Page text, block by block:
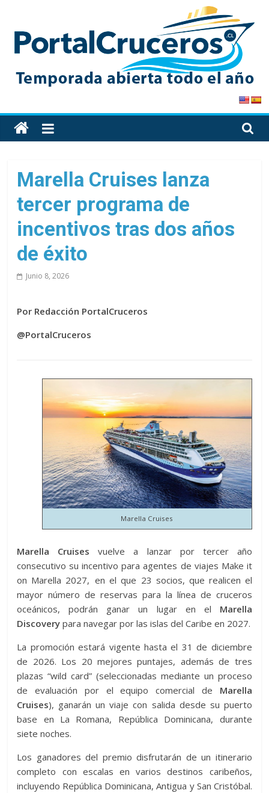
content
PortalCruceros
Toda
la
de
cruceros
en
solo
sitio
Marella Cruises lanza
tercer programa de
incentivos tras dos años
de éxito
Junio 8, 2026
Por Redacción PortalCruceros
@PortalCruceros
Marella Cruises
Marella Cruises vuelve a lanzar por tercer año
consecutivo su incentivo para agentes de viajes Make it
on Marella 2027, en el que 23 socios, que realicen el
mayor número de reservas para la línea de cruceros
oceánicos, podrán ganar un lugar en el Marella
Discovery para navegar por las islas del Caribe en 2027.
La promoción estará vigente hasta el 31 de diciembre
de 2026. Los 20 mejores puntajes, además de tres
plazas “wild card” (seleccionadas mediante un proceso
de evaluación por el equipo comercial de Marella
Cruises), ganarán un viaje con salida desde su puerto
base en La Romana, República Dominicana, durante
siete noches.
Los ganadores del premio disfrutarán de un itinerario
completo con escalas en varios destinos caribeños,
incluyendo República Dominicana, Antigua y San Cristóbal.